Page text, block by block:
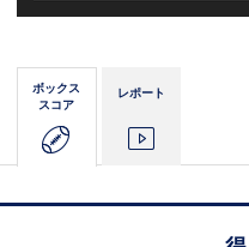
ボックス
スコア
レポート